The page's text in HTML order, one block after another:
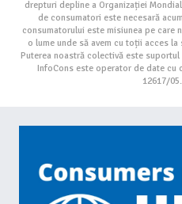
drepturi depline a Organizației
de consumatori este necesară
consumatorului este misiunea pe care
o lume unde să avem cu toții acces
Puterea noastră colectivă este
InfoCons este operator de date cu
12617/